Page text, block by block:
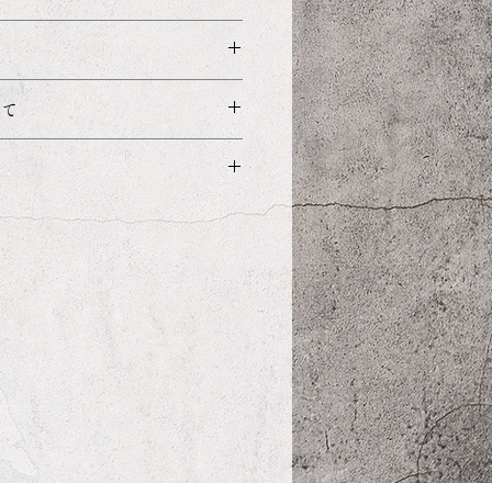
環境やPC・モニターの設
色を表現できず、実際の
異なる事があります。
額（消費税込み）での表
日前後納品
った場合、予定より遅れ
。
第、発送を致します（2日
）
第、製作を始めさせてい
いただいた場合、一番遅
イヨウハッカ油、ティー
ウカビリジフロラ葉油、
アミノ酸、エタノール
、キシリトール（トウモ